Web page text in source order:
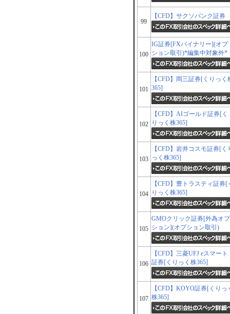
99
【CFD】サクソバンク証券
100
IG証券[FXバイナリー](オプ
ション取引)*編集中対象外*
101
【CFD】岡三証券[くりっく
365]
102
【CFD】AIゴールド証券[く
りっく株365]
103
【CFD】岩井コスモ証券[く
っく株365]
104
【CFD】豊トラスティ証券[
りっく株365]
105
GMOクリック証券[外為オプ
ション](オプション取引)
106
【CFD】三菱UFJ eスマート
証券[くりっく株365]
107
【CFD】KOYO証券[くりっ
株365]